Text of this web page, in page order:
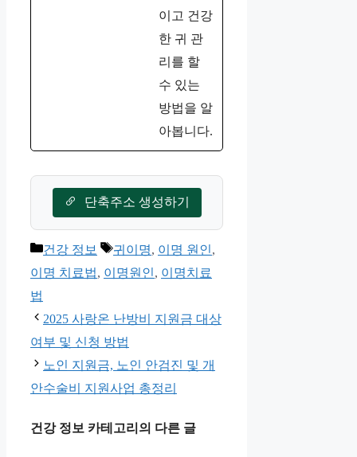
이고 건강
한 귀 관
리를 할
수 있는
방법을 알
아봅니다.
단축주소 생성하기
카
테
리
건강 정보
태
그
귀이명, 이명 원인,
이명 치료법, 이명원인, 이명치료
법
2025 사랑온 난방비 지원금 대상
여부 및 신청 방법
노인 지원금, 노인 안검진 및 개
안수술비 지원사업 총정리
건강 정보 카테고리의 다른 글